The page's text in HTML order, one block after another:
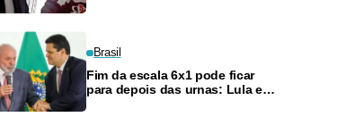
Brasil
Fim da escala 6x1 pode ficar
para depois das urnas: Lula e